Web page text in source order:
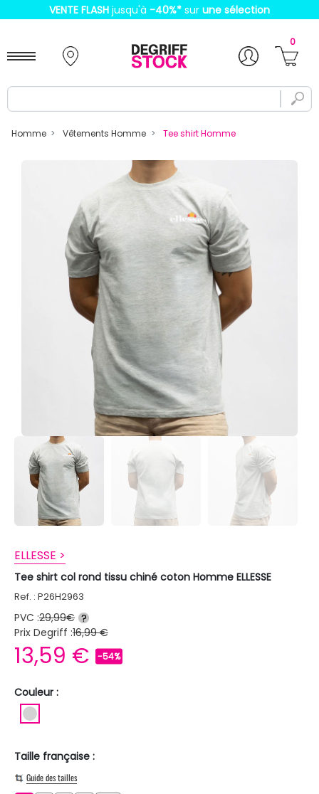
VENTE FLASH jusqu'à -40%* sur une sélection
0
Homme Vêtements Homme Tee shirt Homme
ELLESSE >
Tee shirt col rond tissu chiné coton Homme ELLESSE
Ref. : P26H2963
PVC :29,99€ ?
Prix Degriff :16,99 €
13,59 € -54%
Couleur :
Taille française :
Guide des tailles